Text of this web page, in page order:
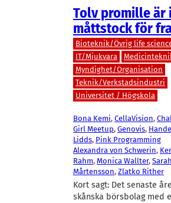
Tolv promille är
måttstock för
Bioteknik/Övrig life
IT/Mjukvara
Myndighet/Organisation
Teknik/Verkstadsindustri
Universitet / Högskola
Bona Kemi, CellaVision,
Girl Meetup, Genovis,
Lidds, Pink Programming
Alexandra von Schwerin,
Rahm, Monica Wallter,
Mårtensson, Zlatko Rither
Kort sagt: Det senaste
skånska börsbolag med